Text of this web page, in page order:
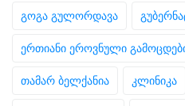
გოგა გულორდავა
ერთიანი ეროვნული
თამარ ბელქანია კლინიკა